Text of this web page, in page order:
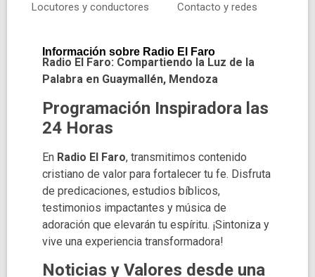
Locutores y conductores Contacto y redes
Información sobre Radio El Faro
Radio El Faro: Compartiendo la Luz de la
Palabra en Guaymallén, Mendoza
Programación Inspiradora las
24 Horas
En Radio El Faro, transmitimos contenido
cristiano de valor para fortalecer tu fe. Disfruta
de predicaciones, estudios bíblicos,
testimonios impactantes y música de
adoración que elevarán tu espíritu. ¡Sintoniza y
vive una experiencia transformadora!
Noticias y Valores desde una